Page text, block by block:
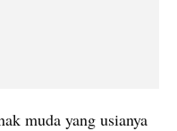
muda yang usianya